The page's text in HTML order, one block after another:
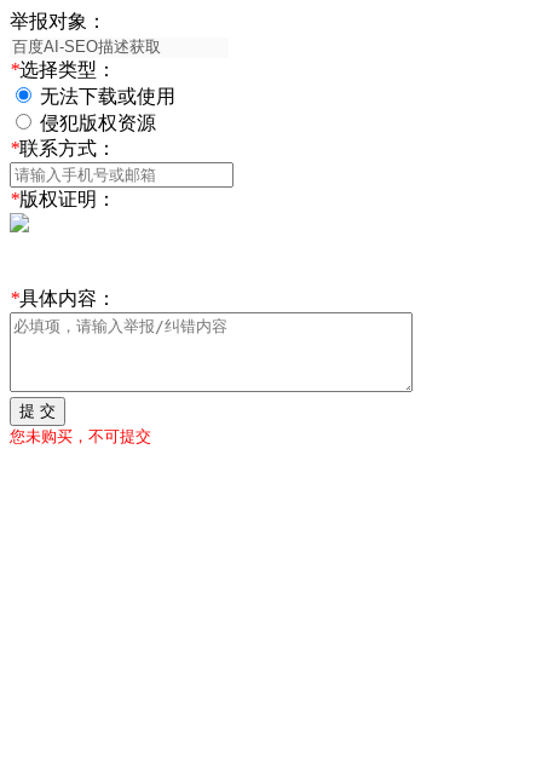
举报对象：
*选择类型：
无法下载或使用
侵犯版权资源
*联系方式：
*版权证明：
*具体内容：
提 交
您未购买，不可提交